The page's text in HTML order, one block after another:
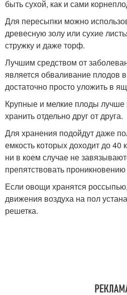
быть сухой, как и сами
Для пересыпки можно
древесную золу или сухие
стружку и даже торф.
Лучшим средством от
является обваливание плодов
достаточно просто уложить в
Крупные и мелкие плоды лучше
хранить отдельно друг от друга.
Для хранения подойдут даже
емкость которых доходит до 40
ни в коем случае не
препятствовать проникновению
Если овощи хранятся
движения воздуха на пол
решетка.